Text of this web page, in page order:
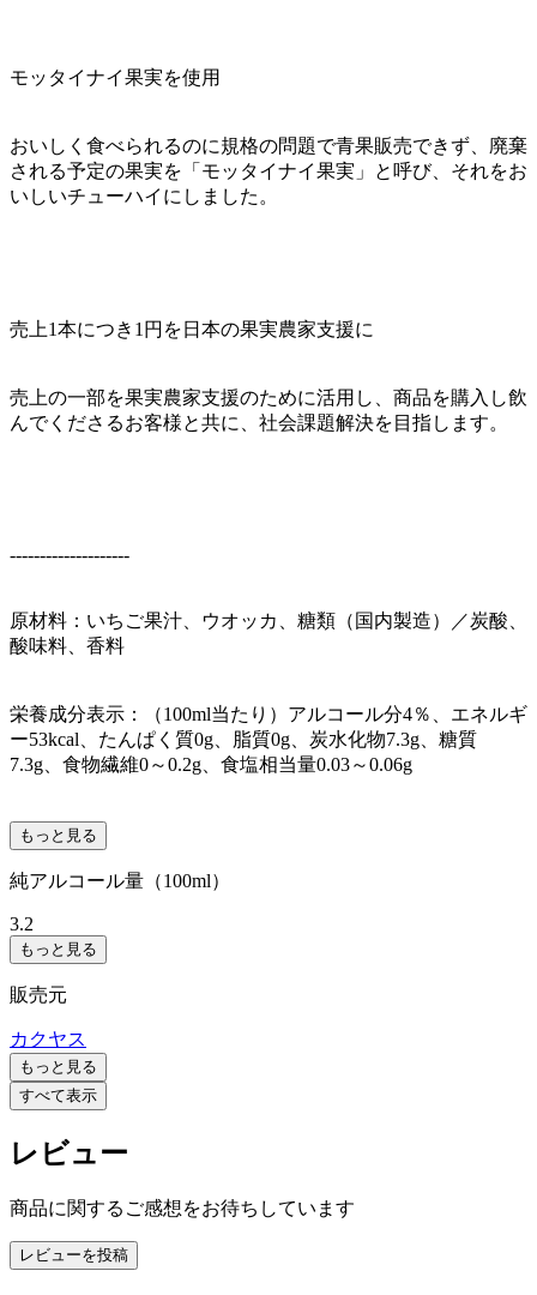
モッタイナイ果実を使用
おいしく食べられるのに規格の問題で青果販売できず、廃棄
される予定の果実を「モッタイナイ果実」と呼び、それをお
いしいチューハイにしました。
売上1本につき1円を日本の果実農家支援に
売上の一部を果実農家支援のために活用し、商品を購入し飲
んでくださるお客様と共に、社会課題解決を目指します。
--------------------
原材料：いちご果汁、ウオッカ、糖類（国内製造）／炭酸、
酸味料、香料
栄養成分表示：（100ml当たり）アルコール分4％、エネルギ
ー53kcal、たんぱく質0g、脂質0g、炭水化物7.3g、糖質
7.3g、食物繊維0～0.2g、食塩相当量0.03～0.06g
もっと見る
純アルコール量（100ml）
3.2
もっと見る
販売元
カクヤス
もっと見る
すべて表示
レビュー
商品に関するご感想をお待ちしています
レビューを投稿